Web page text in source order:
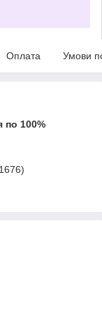
Оплата Умови
по 100%